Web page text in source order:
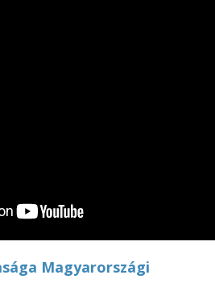
Magyarországi